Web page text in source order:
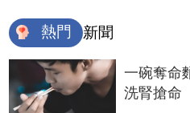
熱門 新聞
一碗奪命
洗腎搶命